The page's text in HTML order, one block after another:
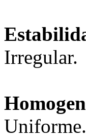
Irregular.
Uniforme.